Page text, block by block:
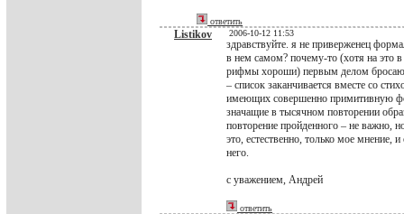
ответить
Listikov 2006-10-12 11:53
здравствуйте. я не приверженец
в нем самом? почему-то (хотя на это
рифмы хороши) первым делом
– список заканчивается вместе со
имеющих совершенно примитивную
значащие в тысячном повторении
повторение пройденного – не важно,
это, естественно, только мое мнение,
него.
с уважением, Андрей
ответить